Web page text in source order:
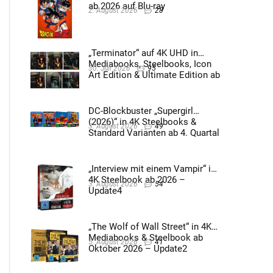
ab 2026 auf Blu-ray
2. August 2026 28
„Terminator“ auf 4K UHD in
Mediabooks, Steelbooks, Icon
Art Edition & Ultimate Edition ab
30. Juli 2026 95
DC-Blockbuster „Supergirl
(2026)“ in 4K Steelbooks &
Standard Varianten ab 4. Quartal
3. August 2026 49
„Interview mit einem Vampir“ im
4K Steelbook ab 2026 –
Update4
3. August 2026 54
„The Wolf of Wall Street“ in 4K
Mediabooks & Steelbook ab
Oktober 2026 – Update2
5. August 2026 41